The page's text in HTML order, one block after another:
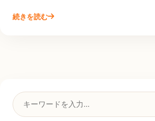
続きを読む
検
索